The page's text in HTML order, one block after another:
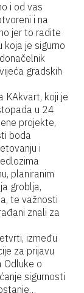
i od vas
i na
jer to radite
koja je sigurno
gradskih
KAkvart, koji je
u 24
projekte,
boda
i
planiranim
groblja,
te važnosti
znali za
između
za prijavu
Odluke o
sigurnosti